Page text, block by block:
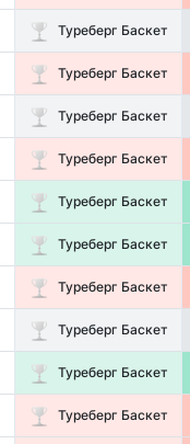
Туреберг Баскет
Туреберг Баскет
Туреберг Баскет
Туреберг Баскет
Туреберг Баскет
Туреберг Баскет
Туреберг Баскет
Туреберг Баскет
Туреберг Баскет
Туреберг Баскет